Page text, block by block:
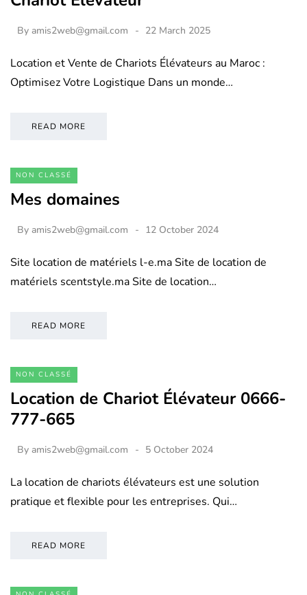
By amis2web@gmail.com 22 March 2025
Location et Vente de Chariots Élévateurs au Maroc :
Optimisez Votre Logistique Dans un monde…
READ MORE
NON CLASSÉ
Mes domaines
By amis2web@gmail.com 12 October 2024
Site location de matériels l-e.ma Site de location de
matériels scentstyle.ma Site de location…
READ MORE
NON CLASSÉ
Location de Chariot Élévateur 0666-
777-665
By amis2web@gmail.com 5 October 2024
La location de chariots élévateurs est une solution
pratique et flexible pour les entreprises. Qui…
READ MORE